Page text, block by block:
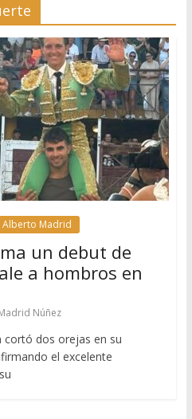
Alberto Madrid
un debut de
a hombros en
Núñez
cortó dos orejas en su
el excelente